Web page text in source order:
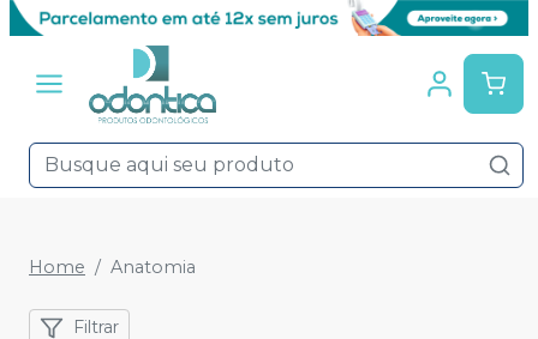
Home Anatomia
Filtrar